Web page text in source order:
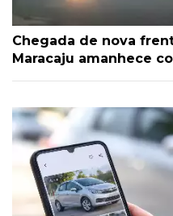
Chegada de nova
Maracaju amanhece